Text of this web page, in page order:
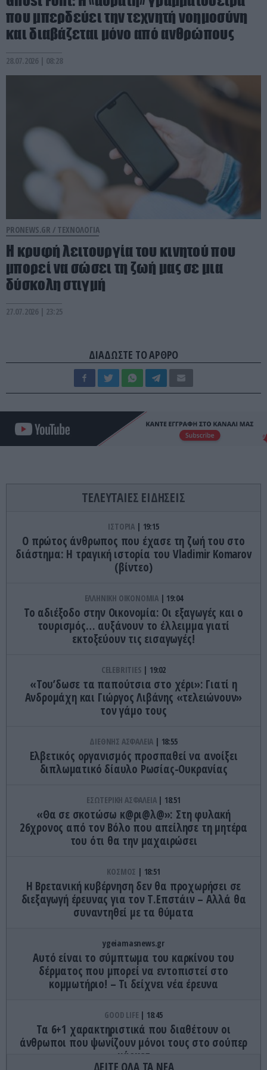
που μπερδεύει την τεχνητή νοημοσύνη
και διαβάζεται μόνο από ανθρώπους
28.07.2026 | 08:28
PRONEWS.GR / ΤΕΧΝΟΛΟΓΙΑ
Η κρυφή λειτουργία του κινητού που
μπορεί να σώσει τη ζωή μας σε μια
δύσκολη στιγμή
27.07.2026 | 23:25
ΔΙΑΔΩΣΤΕ ΤΟ ΑΡΘΡΟ
ΤΕΛΕΥΤΑΙΕΣ ΕΙΔΗΣΕΙΣ
ΙΣΤΟΡΙΑ 19:15
Ο πρώτος άνθρωπος που έχασε τη ζωή του στο
διάστημα: Η τραγική ιστορία του Vladimir Komarov
(βίντεο)
ΕΛΛΗΝΙΚΗ ΟΙΚΟΝΟΜΙΑ 19:04
Το αδιέξοδο στην Οικονομία: Οι εξαγωγές και ο
τουρισμός… αυξάνουν το έλλειμμα γιατί
εκτοξεύουν τις εισαγωγές!
CELEBRITIES 19:02
«Του’δωσε τα παπούτσια στο χέρι»: Γιατί η
Ανδρομάχη και Γιώργος Λιβάνης «τελειώνουν»
τον γάμο τους
ΔΙΕΘΝΗΣ ΑΣΦΑΛΕΙΑ 18:55
Ελβετικός οργανισμός προσπαθεί να ανοίξει
διπλωματικό δίαυλο Ρωσίας-Ουκρανίας
ΕΣΩΤΕΡΙΚΗ ΑΣΦΑΛΕΙΑ 18:51
«Θα σε σκοτώσω κ@ρι@λ@»: Στη φυλακή
26χρονος από τον Βόλο που απείλησε τη μητέρα
του ότι θα την μαχαιρώσει
ΚΟΣΜΟΣ 18:51
Η Βρετανική κυβέρνηση δεν θα προχωρήσει σε
διεξαγωγή έρευνας για τον Τ.Επστάιν – Αλλά θα
συναντηθεί με τα θύματα
ygeiamasnews.gr
Αυτό είναι το σύμπτωμα του καρκίνου του
δέρματος που μπορεί να εντοπιστεί στο
κομμωτήριο! – Τι δείχνει νέα έρευνα
GOOD LIFE 18:45
Τα 6+1 χαρακτηριστικά που διαθέτουν οι
άνθρωποι που ψωνίζουν μόνοι τους στο σούπερ
μάρκετ